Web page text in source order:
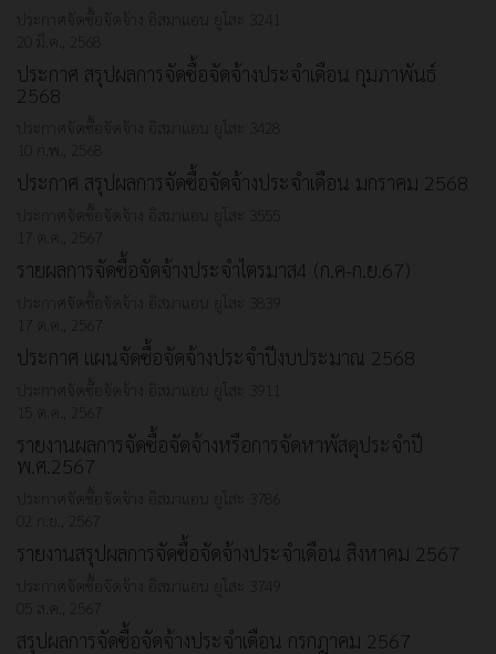
ประกาศจัดซื้อจัดจ้าง อิสมาแอน ยูโสะ
3241
20 มี.ค., 2568
ประกาศ สรุปผลการจัดซื้อจัดจ้างประจำเดือน กุมภาพันธ์
2568
ประกาศจัดซื้อจัดจ้าง อิสมาแอน ยูโสะ
3428
10 ก.พ., 2568
ประกาศ สรุปผลการจัดซื้อจัดจ้างประจำเดือน มกราคม 2568
ประกาศจัดซื้อจัดจ้าง อิสมาแอน ยูโสะ
3555
17 ต.ค., 2567
รายผลการจัดซื้อจัดจ้างประจำไตรมาส4 (ก.ค-ก.ย.67)
ประกาศจัดซื้อจัดจ้าง อิสมาแอน ยูโสะ
3839
17 ต.ค., 2567
ประกาศ แผนจัดซื้อจัดจ้างประจำปีงบประมาณ 2568
ประกาศจัดซื้อจัดจ้าง อิสมาแอน ยูโสะ
3911
15 ต.ค., 2567
รายงานผลการจัดซื้อจัดจ้างหรือการจัดหาพัสดุประจำปี
พ.ศ.2567
ประกาศจัดซื้อจัดจ้าง อิสมาแอน ยูโสะ
3786
รายงานสรุปผลการจัดซื้อจัดจ้างประจำเดือน สิงหาคม 2567
ประกาศจัดซื้อจัดจ้าง อิสมาแอน ยูโสะ
3749
05 ส.ค., 2567
สรุปผลการจัดซื้อจัดจ้างประจำเดือน กรกฎาคม 2567